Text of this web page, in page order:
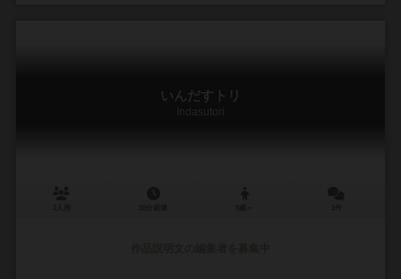
いんだすトリ
Indasutori